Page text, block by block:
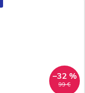
99 €
–32 %